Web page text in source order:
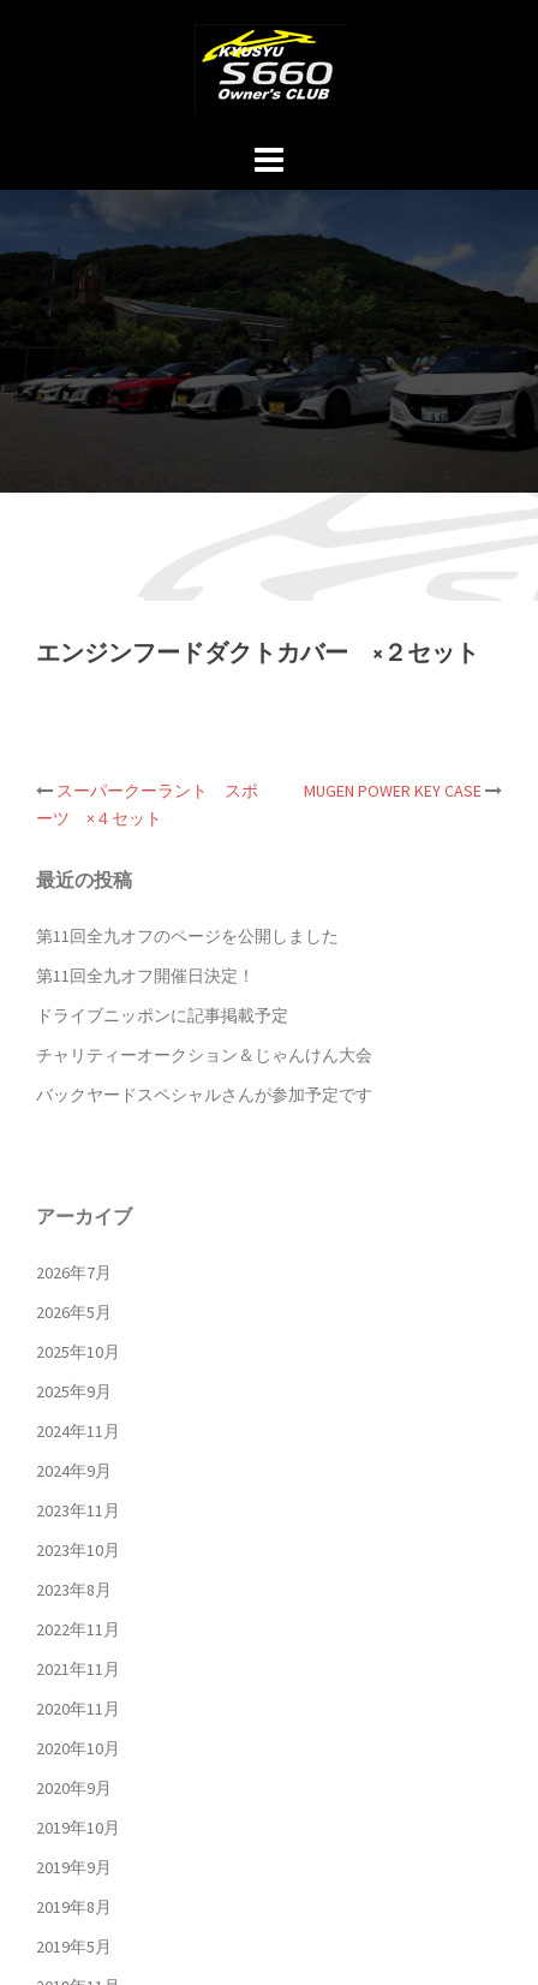
プ
エンジンフードダクトカバー ×２セット
投
稿
ゲ
ー
ョ
スーパークーラント スポ
ーツ ×４セット
MUGEN POWER KEY CASE
最近の投稿
第11回全九オフのページを公開しました
第11回全九オフ開催日決定！
ドライブニッポンに記事掲載予定
チャリティーオークション＆じゃんけん大会
バックヤードスペシャルさんが参加予定です
アーカイブ
2026年7月
2026年5月
2025年10月
2025年9月
2024年11月
2024年9月
2023年11月
2023年10月
2023年8月
2022年11月
2021年11月
2020年11月
2020年10月
2020年9月
2019年10月
2019年9月
2019年8月
2019年5月